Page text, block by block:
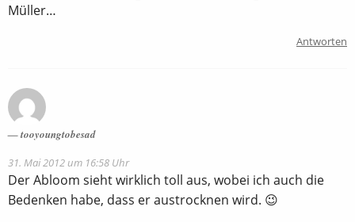
Müller…
Antworten
tooyoungtobesad
31. Mai 2012 um 16:58 Uhr
Der Abloom sieht wirklich toll aus, wobei ich auch die
Bedenken habe, dass er austrocknen wird. 😉